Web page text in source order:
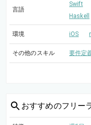
言語
Swift
Haskell
環境 iOS
その他のスキル 要件定
おすすめのフリー